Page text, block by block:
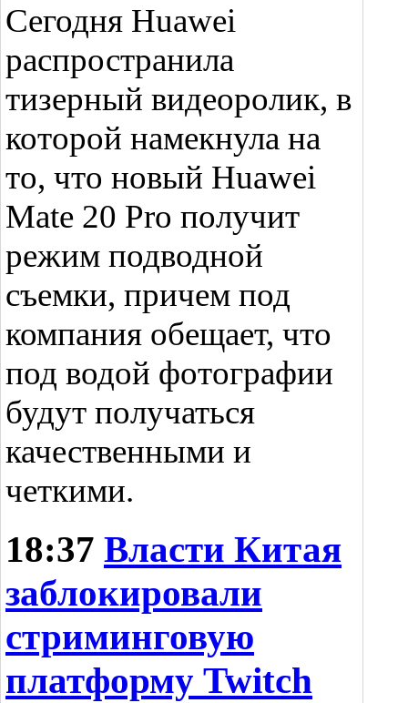
Сегодня Huawei
распространила
тизерный видеоролик, в
которой намекнула на
то, что новый Huawei
Mate 20 Pro получит
режим подводной
съемки, причем под
компания обещает, что
под водой фотографии
будут получаться
качественными и
четкими.
18:37 Власти Китая
заблокировали
стриминговую
платформу Twitch